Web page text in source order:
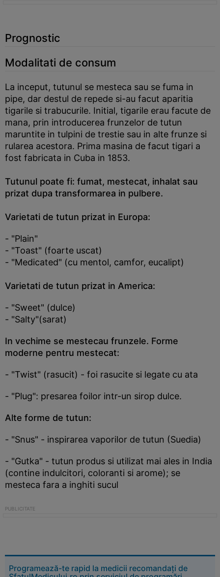
Prognostic
Modalitati de consum
La inceput, tutunul se mesteca sau se fuma in
pipe, dar destul de repede si-au facut aparitia
tigarile si trabucurile. Initial, tigarile erau facute de
mana, prin introducerea frunzelor de tutun
maruntite in tulpini de trestie sau in alte frunze si
rularea acestora. Prima masina de facut tigari a
fost fabricata in Cuba in 1853.
Tutunul poate fi: fumat, mestecat, inhalat sau
prizat dupa transformarea in pulbere.
Varietati de tutun prizat in Europa:
- "Plain"
- "Toast" (foarte uscat)
- "Medicated" (cu mentol, camfor, eucalipt)
Varietati de tutun prizat in America:
- "Sweet" (dulce)
- "Salty"(sarat)
In vechime se mestecau frunzele. Forme
moderne pentru mestecat:
- "Twist" (rasucit) - foi rasucite si legate cu ata
- "Plug": presarea foilor intr-un sirop dulce.
Alte forme de tutun:
- "Snus" - inspirarea vaporilor de tutun (Suedia)
- "Gutka" - tutun produs si utilizat mai ales in India
(contine indulcitori, coloranti si arome); se
mesteca fara a inghiti sucul
Programează-te rapid la medicii recomandați de